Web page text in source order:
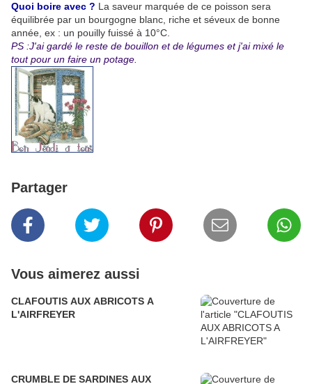
Quoi boire avec ? La saveur marquée de ce poisson sera
équilibrée par un bourgogne blanc, riche et séveux de bonne
année, ex : un pouilly fuissé à 10°C.
PS :J'ai gardé le reste de bouillon et de légumes et j'ai mixé le
tout pour un faire un potage.
Partager
Vous aimerez aussi
CLAFOUTIS AUX ABRICOTS A
L'AIRFREYER
CRUMBLE DE SARDINES AUX